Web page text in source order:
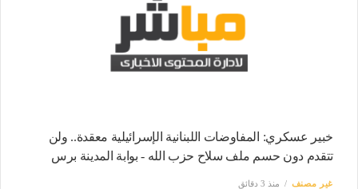
خبير عسكري: المفاوضات اللبنانية الإسرائيلية معقدة.. ولن
تتقدم دون حسم ملف سلاح حزب الله - بوابة المدينة برس
غير مصنف منذ 3 دقائق